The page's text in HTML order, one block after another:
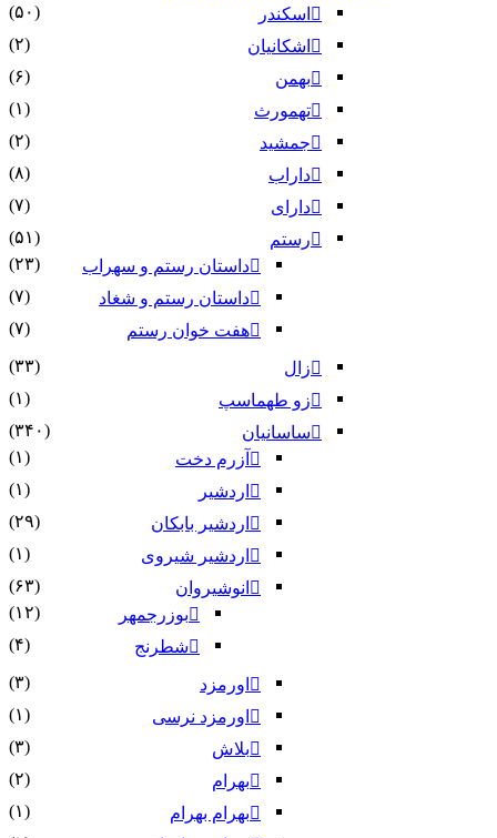
اسکندر
(۵۰)
اشکانیان
(۲)
بهمن
(۶)
تهمورث
(۱)
جمشید
(۲)
داراب
(۸)
دارای
(۷)
رستم
(۵۱)
داستان رستم و سهراب
(۲۳)
داستان رستم و شغاد
(۷)
هفت خوان رستم‏
(۷)
زال
(۳۳)
زو طهماسپ‏
(۱)
ساسانیان
(۳۴۰)
آزرم دخت
(۱)
اردشیر
(۱)
اردشیر بابکان
(۲۹)
اردشیر شیروی
(۱)
انوشیروان
(۶۳)
بوزرجمهر
(۱۲)
شطرنج
(۴)
اورمزد
(۳)
اورمزد نرسى‏
(۱)
بلاش
(۳)
بهرام
(۲)
بهرام بهرام
(۱)